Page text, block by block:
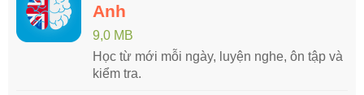
Anh
9,0 MB
Học từ mới mỗi ngày, luyện nghe, ôn tập và
kiểm tra.